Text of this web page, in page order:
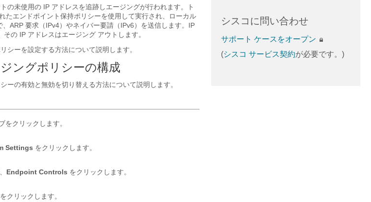
の未使用の IP アドレスを追跡しエージングが行われます。ト
たエンドポイント保持ポリシーを使用して実行され、ローカル
ARP 要求（IPv4）やネイバー要請（IPv6）を送信します。IP
の IP アドレスはエージング アウトします。
シーを設定する方法について説明します。
ングポリシーの構成
ーの有効と無効を切り替える方法について説明します。
をクリックします。
Settings をクリックします。
Endpoint Controls をクリックします。
をクリックします。
シスコに問い合わせ
サポート ケースをオープン
(シスコ サービス契約が必要です。)